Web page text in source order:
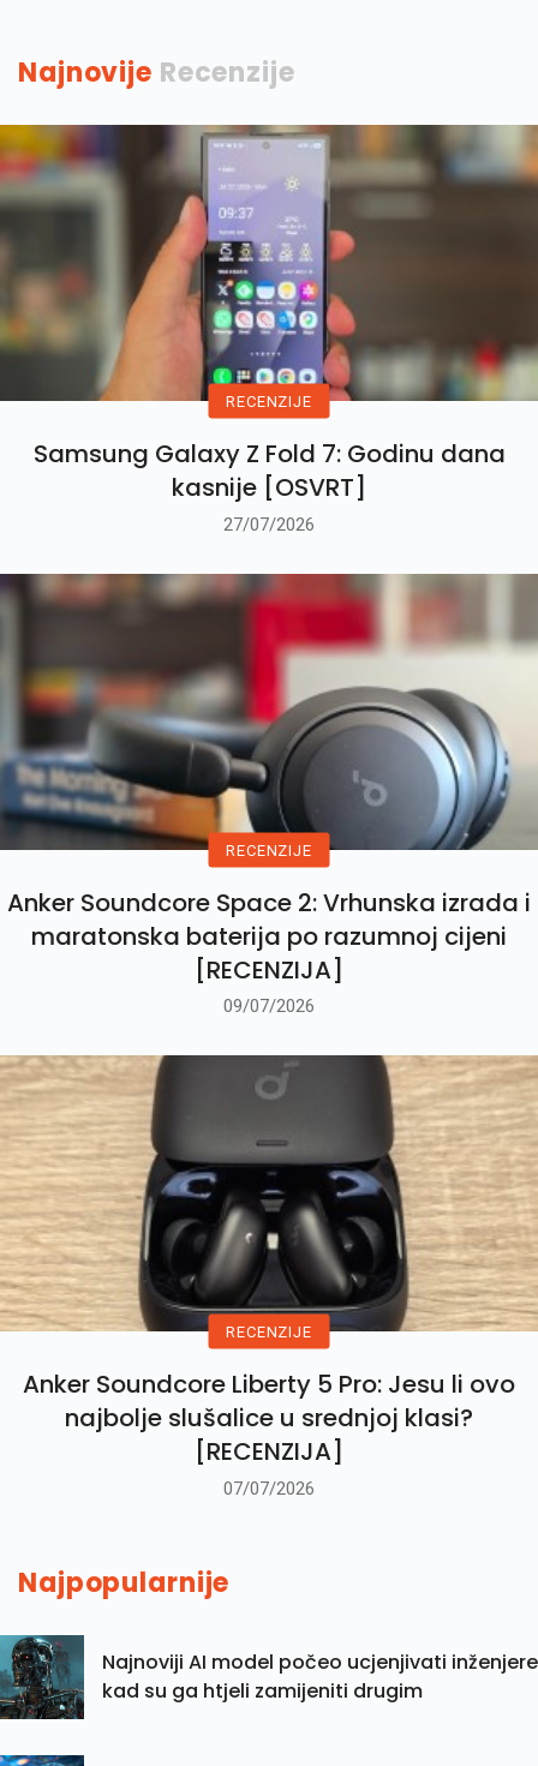
Najnovije Recenzije
RECENZIJE
Samsung Galaxy Z Fold 7: Godinu dana
kasnije [OSVRT]
27/07/2026
RECENZIJE
Anker Soundcore Space 2: Vrhunska izrada i
maratonska baterija po razumnoj cijeni
[RECENZIJA]
09/07/2026
RECENZIJE
Anker Soundcore Liberty 5 Pro: Jesu li ovo
najbolje slušalice u srednjoj klasi?
[RECENZIJA]
07/07/2026
Najpopularnije
Najnoviji AI model počeo ucjenjivati inženjere
kad su ga htjeli zamijeniti drugim